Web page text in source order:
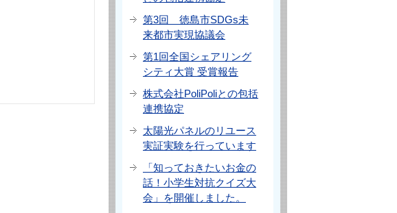
第3回 徳島市SDGs未
来都市実現協議会
第1回全国シェアリング
シティ大賞 受賞報告
株式会社PoliPoliとの包括
連携協定
太陽光パネルのリユース
実証実験を行っています
「知っておきたいお金の
話！小学生対抗クイズ大
会」を開催しました。